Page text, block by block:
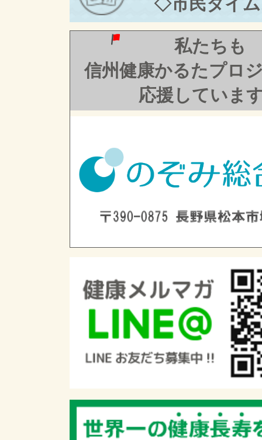
私たちも
信州健康かるたプロ
応援していま